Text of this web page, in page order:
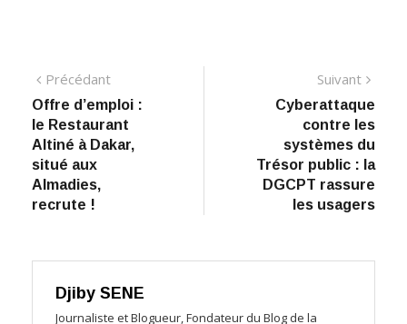
Navigation
de
l’article
PrécédantPrécédant:
Offre d’emploi :
le Restaurant
Altiné à Dakar,
situé aux
Almadies,
recrute !
Suivant
Cyberattaque
contre les
systèmes du
Trésor public : la
DGCPT rassure
les usagers
Djiby SENE
Journaliste et Blogueur, Fondateur du Blog de la